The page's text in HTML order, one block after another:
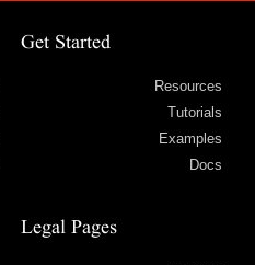
Get Started
Resources
Tutorials
Examples
Docs
Legal Pages